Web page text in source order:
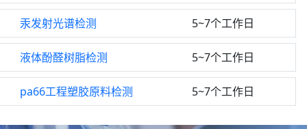
汞发射光谱检测 5~7个工作日
液体酚醛树脂检测 5~7个工作日
pa66工程塑胶原料检测 5~7个工作日